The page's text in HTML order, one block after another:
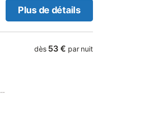
Plus de détails
dès 53 € par nuit